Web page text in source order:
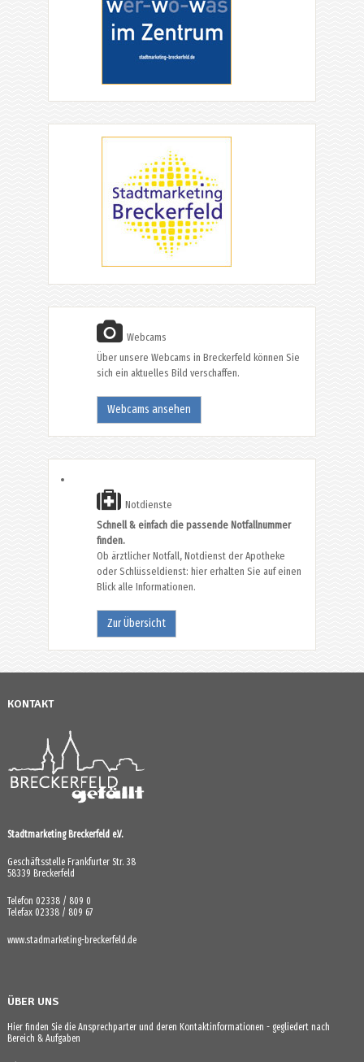
Webcams
Über unsere Webcams in Breckerfeld können Sie
sich ein aktuelles Bild verschaffen.
Webcams ansehen
Notdienste
Schnell & einfach die passende Notfallnummer
finden.
Ob ärztlicher Notfall, Notdienst der Apotheke
oder Schlüsseldienst: hier erhalten Sie auf einen
Blick alle Informationen.
Zur Übersicht
KONTAKT
Stadtmarketing Breckerfeld e.V.
Geschäftsstelle Frankfurter Str. 38
58339 Breckerfeld
Telefon 02338 / 809 0
Telefax 02338 / 809 67
www.stadmarketing-breckerfeld.de
ÜBER UNS
Hier finden Sie die Ansprechparter und deren Kontaktinformationen - gegliedert nach
Bereich & Aufgaben